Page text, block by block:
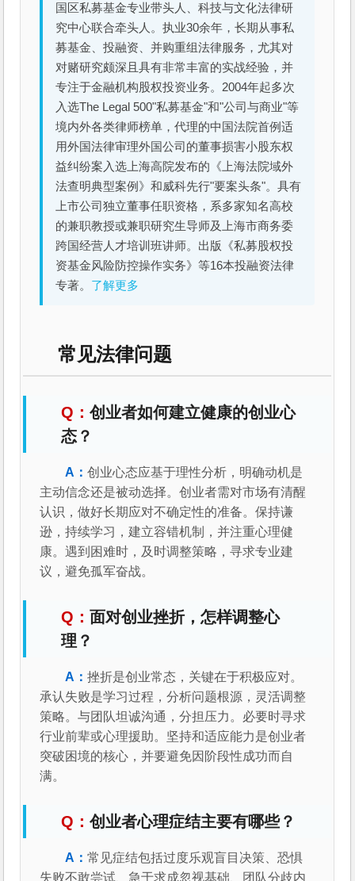
国区私募基金专业带头人、科技与文化法律研
究中心联合牵头人。执业30余年，长期从事私
募基金、投融资、并购重组法律服务，尤其对
对赌研究颇深且具有非常丰富的实战经验，并
专注于金融机构股权投资业务。2004年起多次
入选The Legal 500"私募基金"和"公司与商业"等
境内外各类律师榜单，代理的中国法院首例适
用外国法律审理外国公司的董事损害小股东权
益纠纷案入选上海高院发布的《上海法院域外
法查明典型案例》和威科先行"要案头条"。具有
上市公司独立董事任职资格，系多家知名高校
的兼职教授或兼职研究生导师及上海市商务委
跨国经营人才培训班讲师。出版《私募股权投
资基金风险防控操作实务》等16本投融资法律
专著。 了解更多
常见法律问题
创业者如何建立健康的创业心
态？
创业心态应基于理性分析，明确动机是
主动信念还是被动选择。创业者需对市场有清醒
认识，做好长期应对不确定性的准备。保持谦
逊，持续学习，建立容错机制，并注重心理健
康。遇到困难时，及时调整策略，寻求专业建
议，避免孤军奋战。
面对创业挫折，怎样调整心
理？
挫折是创业常态，关键在于积极应对。
承认失败是学习过程，分析问题根源，灵活调整
策略。与团队坦诚沟通，分担压力。必要时寻求
行业前辈或心理援助。坚持和适应能力是创业者
突破困境的核心，并要避免因阶段性成功而自
满。
创业者心理症结主要有哪些？
常见症结包括过度乐观盲目决策、恐惧
失败不敢尝试、急于求成忽视基础、团队分歧内